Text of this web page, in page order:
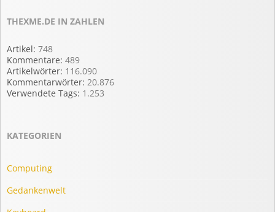
THEXME.DE IN ZAHLEN
Artikel: 748
Kommentare: 489
Artikelwörter: 116.090
Kommentarwörter: 20.876
Verwendete Tags: 1.253
KATEGORIEN
Computing
Gedankenwelt